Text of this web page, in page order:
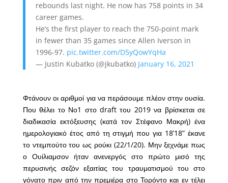
rebounds last night. He now has 758 points in 34
career games.
He’s the first player to reach the 750-point mark
in fewer than 35 games since Allen Iverson in
1996-97. pic.twitter.com/D5yQowYqHa
— Justin Kubatko (@jkubatko) January 16, 2021
Φτάνουν οι αριθμοί για να περάσουμε πλέον στην ουσία.
Που θέλει το Νο1 στο draft του 2019 να βρίσκεται σε
διαδικασία εκτόξευσης (κατά τον Στέφανο Μακρή) ένα
ημερολογιακό έτος από τη στιγμή που για 18’18” έκανε
το ντεμπούτο του ως ρούκι (22/1/20). Μην ξεχνάμε πως
ο Ουίλιαμσον ήταν ανενεργός στο πρώτο μισό της
περυσινής σεζόν εξαιτίας του τραυματισμού του στο
γόνατο πριν από την πρεμιέρα στο Τορόντο και εν τέλει